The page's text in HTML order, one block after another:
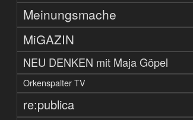
Meinungsmache
MiGAZIN
NEU DENKEN mit Maja Göpel
Orkenspalter TV
re:publica